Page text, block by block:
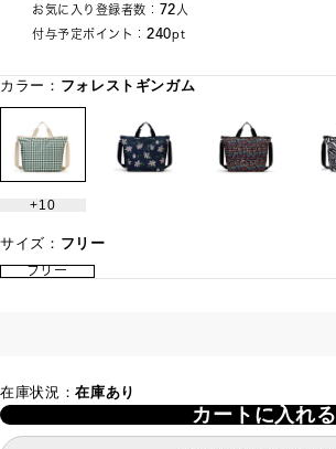
お気に入り登録者数： 72人
付与予定ポイント： 240pt
カラー： フォレストギンガム
10
サイズ： フリー
フリー
在庫状況：在庫あり
カートに入れる